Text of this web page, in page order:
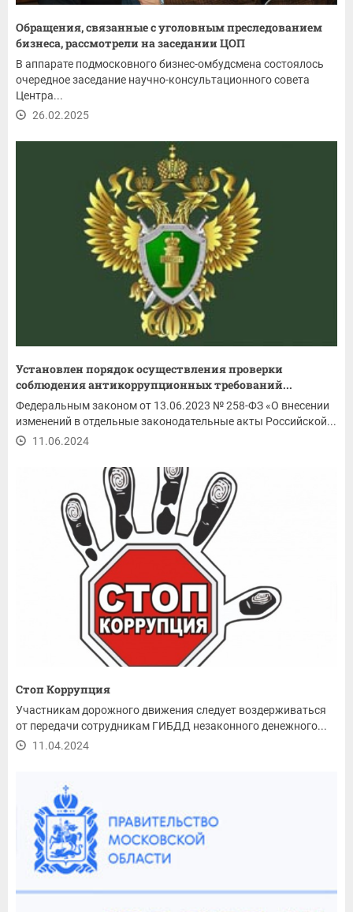
Обращения, связанные с уголовным преследованием
бизнеса, рассмотрели на заседании ЦОП
В аппарате подмосковного бизнес-омбудсмена состоялось
очередное заседание научно-консультационного совета
Центра...
26.02.2025
Установлен порядок осуществления проверки
соблюдения антикоррупционных требований...
Федеральным законом от 13.06.2023 № 258-ФЗ «О внесении
изменений в отдельные законодательные акты Российской...
11.06.2024
Стоп Коррупция
Участникам дорожного движения следует воздерживаться
от передачи сотрудникам ГИБДД незаконного денежного...
11.04.2024